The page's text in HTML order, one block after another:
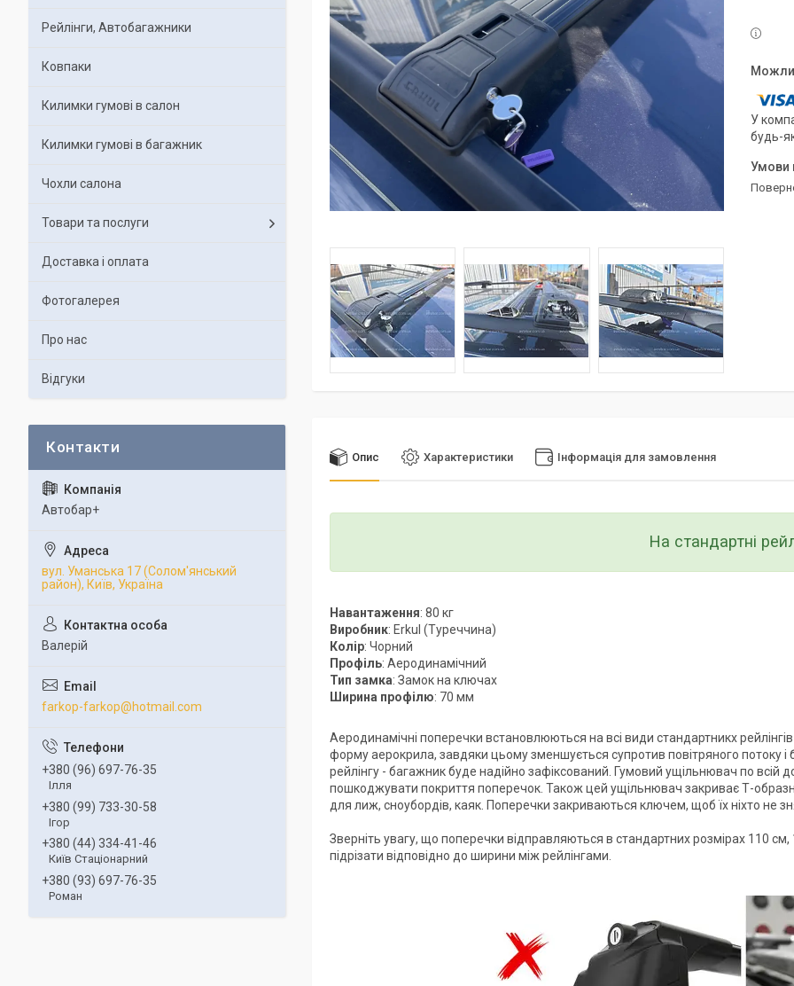
У
будь-
Опис Характеристики Інформація для замовлення
На стандартні
Навантаження: 80 кг
Виробник: Erkul (Туреччина)
Колір: Чорний
Профіль: Аеродинамічний
Тип замка: Замок на ключах
Ширина профілю: 70 мм
Аеродинамічні поперечки встановлюються на всі види стандартникх
форму аерокрила, завдяки цьому зменшується супротив повітряного потоку
рейлінгу - багажник буде надійно зафіксований. Гумовий ущільнювач по
пошкоджувати покриття поперечок. Також цей ущільнювач закриває Т-
для лиж, сноубордів, каяк. Поперечки закриваються ключем, щоб їх ніхто не
Зверніть увагу, що поперечки відправляються в стандартних розмірах 110
підрізати відповідно до ширини між рейлінгами.
Рейлінги, Автобагажники
Ковпаки
Килимки гумові в салон
Килимки гумові в багажник
Чохли салона
Товари та послуги
Доставка і оплата
Фотогалерея
Про нас
Відгуки
Автобар+
вул. Уманська 17 (Солом'янський
район), Київ, Україна
Валерій
farkop-farkop@hotmail.com
+380 (96) 697-76-35
Ілля
+380 (99) 733-30-58
Ігор
+380 (44) 334-41-46
Київ Стаціонарний
+380 (93) 697-76-35
Роман